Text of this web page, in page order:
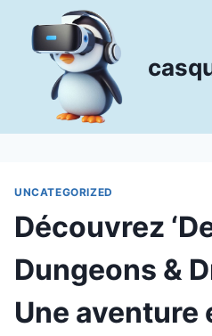
contenu
UNCATEGORIZED
Découvrez
Dungeons &
Une aventure